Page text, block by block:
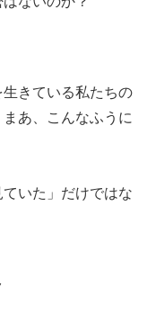
きている私たちの
あ、こんなふうに
いた」だけではな